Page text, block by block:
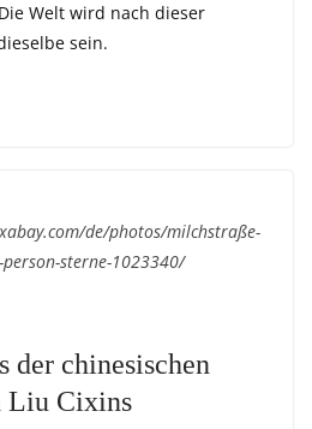
Welt wird nach dieser
sein.
de/photos/milchstraße-
sterne-1023340/
der chinesischen
Liu Cixins